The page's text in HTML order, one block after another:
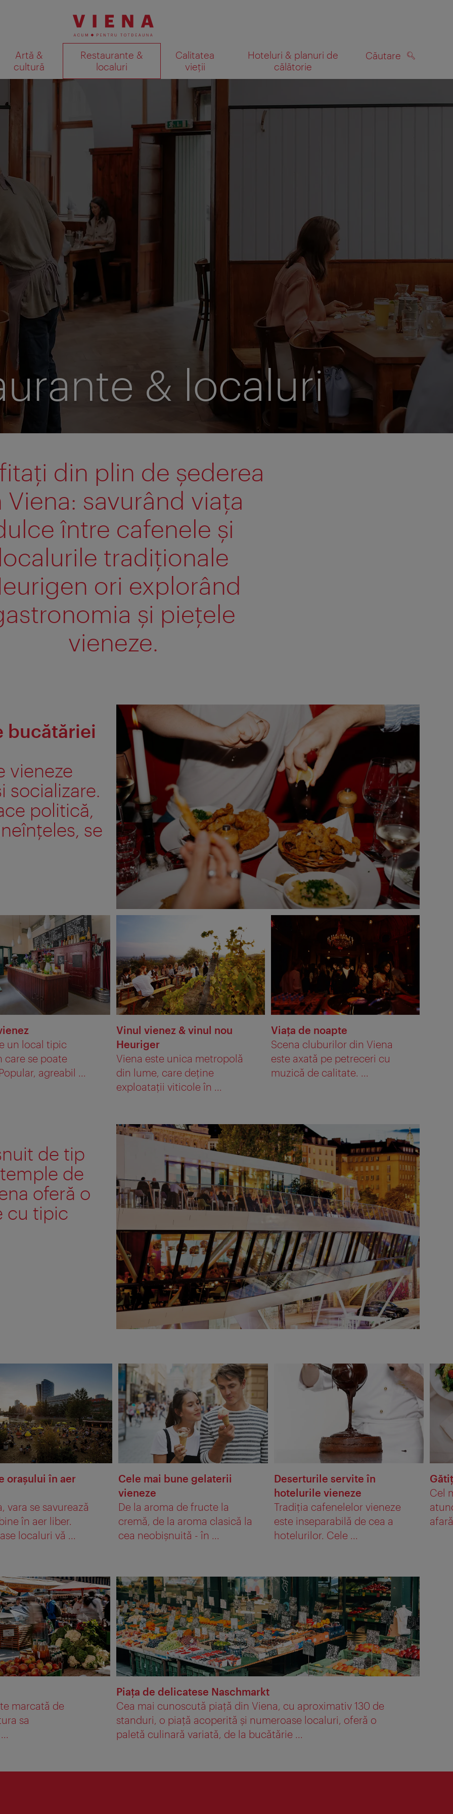
Artă &
cultură
Restaurante &
localuri
Calitatea
vieții
Hoteluri & planuri de
călătorie
Căutare
Afişare rezultate căutare pe hartă
specială de vacanță!
nostru online dedicat vizitatorilor. După încheierea vizitei, veți primi un e-mail cu invitația de a ne împărtăși
& localuri
din plin de şederea
Viena: savurând viaţa
între cafenele şi
localurile tradiţionale
ori explorând
şi pieţele
vieneze.
bucătăriei
vieneze
socializare.
politică,
se
un local tipic
care se poate
agreabil ...
Vinul vienez & vinul nou
Heuriger
Viena este unica metropolă
din lume, care deţine
exploataţii viticole în ...
Viaţa de noapte
Scena cluburilor din Viena
este axată pe petreceri cu
muzică de calitate. ...
de tip
de
oferă o
cu tipic
oraşului în aer
vara se savurează
în aer liber.
localuri vă ...
Cele mai bune gelaterii
vieneze
De la aroma de fructe la
cremă, de la aroma clasică la
cea neobişnuită - în ...
Deserturile servite în
hotelurile vieneze
Tradiţia cafenelelor vieneze
este inseparabilă de cea a
hotelurilor. Cele ...
Cel
marcată de
sa
Piaţa de delicatese Naschmarkt
Cea mai cunoscută piață din Viena, cu aproximativ 130 de
standuri, o piață acoperită și numeroase localuri, oferă o
paletă culinară variată, de la bucătărie ...